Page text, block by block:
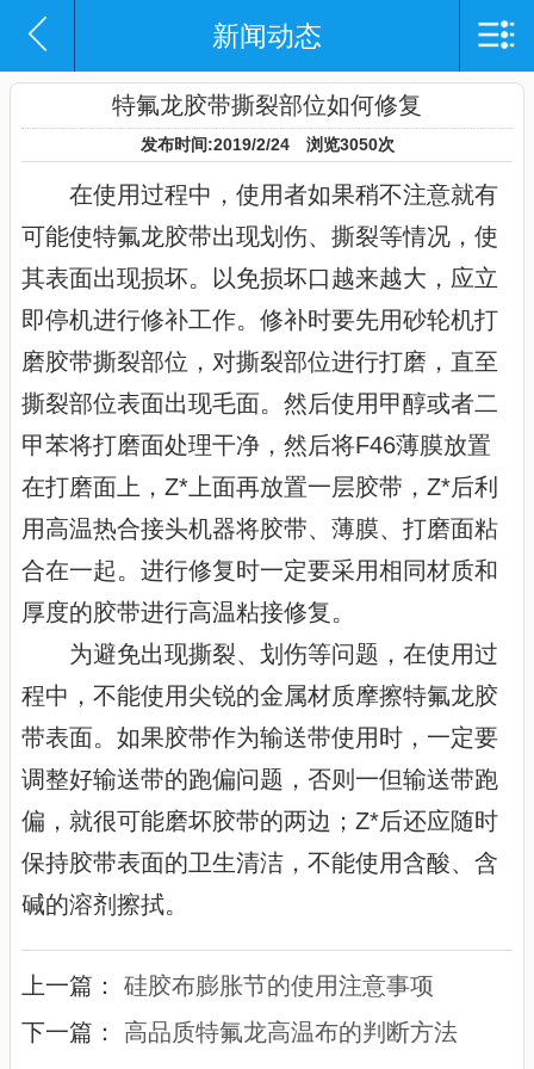
网站导航
网站首页
企业概况
产品中心
新闻动态
产品应用
资质证书
联系我们
新闻动态
特氟龙胶带撕裂部位如何修复
发布时间:2019/2/24 浏览3050次
在使用过程中，使用者如果稍不注意就有
可能使特氟龙胶带出现划伤、撕裂等情况，使
其表面出现损坏。以免损坏口越来越大，应立
即停机进行修补工作。修补时要先用砂轮机打
磨胶带撕裂部位，对撕裂部位进行打磨，直至
撕裂部位表面出现毛面。然后使用甲醇或者二
甲苯将打磨面处理干净，然后将F46薄膜放置
在打磨面上，Z*上面再放置一层胶带，Z*后利
用高温热合接头机器将胶带、薄膜、打磨面粘
合在一起。进行修复时一定要采用相同材质和
厚度的胶带进行高温粘接修复。
为避免出现撕裂、划伤等问题，在使用过
程中，不能使用尖锐的金属材质摩擦特氟龙胶
带表面。如果胶带作为输送带使用时，一定要
调整好输送带的跑偏问题，否则一但输送带跑
偏，就很可能磨坏胶带的两边；Z*后还应随时
保持胶带表面的卫生清洁，不能使用含酸、含
碱的溶剂擦拭。
上一篇： 硅胶布膨胀节的使用注意事项
下一篇： 高品质特氟龙高温布的判断方法